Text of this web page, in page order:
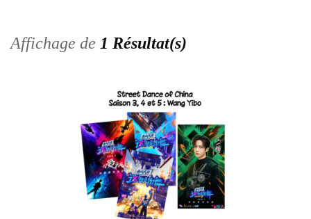
Affichage de 1 Résultat(s)